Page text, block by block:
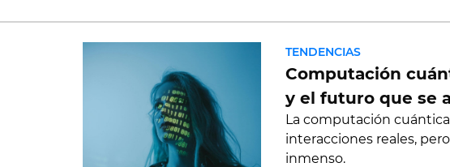
TENDENCIAS
Computación
y el futuro que se
La computación
interacciones reales,
inmenso.